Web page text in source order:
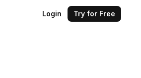
Login Try for Free